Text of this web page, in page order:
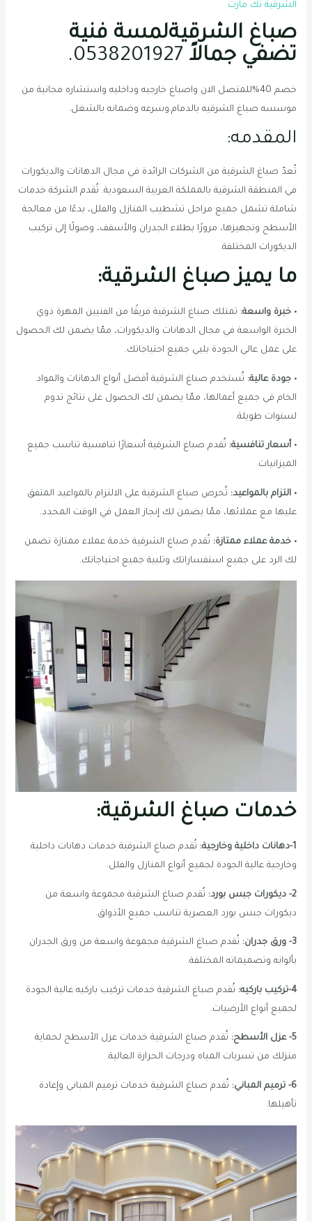
الشرقية تك مارت
صباغ الشرقيةلمسة فنية
تضفي جمالاً 0538201927.
خصم 40%للمتصل الان واصباغ خارجيه وداخليه واستشاره مجانية من
موسسه صباغ الشرقيه بالدمام.وسرعه وضمانه بالشغل.
المقدمه:
تُعدّ صباغ الشرقية من الشركات الرائدة في مجال الدهانات والديكورات
في المنطقة الشرقية بالمملكة العربية السعودية. تُقدم الشركة خدمات
شاملة تشمل جميع مراحل تشطيب المنازل والفلل، بدءًا من معالجة
الأسطح وتجهيزها، مرورًا بطلاء الجدران والأسقف، وصولًا إلى تركيب
الديكورات المختلفة.
ما يميز صباغ الشرقية:
• خبرة واسعة: تمتلك صباغ الشرقية فريقًا من الفنيين المهرة ذوي
الخبرة الواسعة في مجال الدهانات والديكورات، ممّا يضمن لك الحصول
على عمل عالي الجودة يلبي جميع احتياجاتك.
• جودة عالية: تُستخدم صباغ الشرقية أفضل أنواع الدهانات والمواد
الخام في جميع أعمالها، ممّا يضمن لك الحصول على نتائج تدوم
لسنوات طويلة.
• أسعار تنافسية: تُقدم صباغ الشرقية أسعارًا تنافسية تناسب جميع
الميزانيات.
• التزام بالمواعيد: تُحرص صباغ الشرقية على الالتزام بالمواعيد المتفق
عليها مع عملائها، ممّا يضمن لك إنجاز العمل في الوقت المحدد.
• خدمة عملاء ممتازة: تُقدم صباغ الشرقية خدمة عملاء ممتازة تضمن
لك الرد على جميع استفساراتك وتلبية جميع احتياجاتك.
خدمات صباغ الشرقية:
1-دهانات داخلية وخارجية:
تُقدم صباغ الشرقية خدمات دهانات داخلية
وخارجية عالية الجودة لجميع أنواع المنازل والفلل.
2- ديكورات جبس بورد:
تُقدم صباغ الشرقية مجموعة واسعة من
ديكورات جبس بورد العصرية تناسب جميع الأذواق.
3- ورق جدران:
تُقدم صباغ الشرقية مجموعة واسعة من ورق الجدران
بألوانه وتصميماته المختلفة.
4-تركيب باركيه:
تُقدم صباغ الشرقية خدمات تركيب باركيه عالية الجودة
لجميع أنواع الأرضيات.
5- عزل الأسطح:
تُقدم صباغ الشرقية خدمات عزل الأسطح لحماية
منزلك من تسربات المياه ودرجات الحرارة العالية.
6- ترميم المباني:
تُقدم صباغ الشرقية خدمات ترميم المباني وإعادة
تأهيلها.